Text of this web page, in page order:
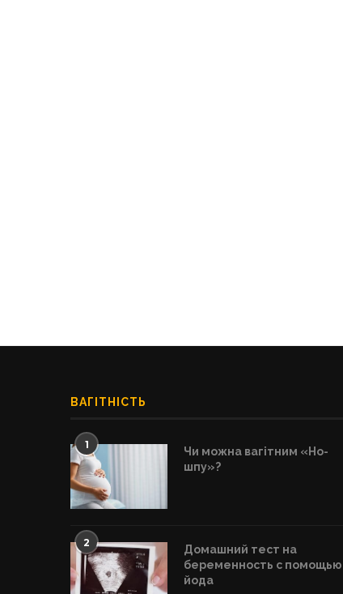
ВАГІТНІСТЬ
1
Чи можна вагітним «Но-
шпу»?
2
Домашний тест на
беременность с помощью
йода